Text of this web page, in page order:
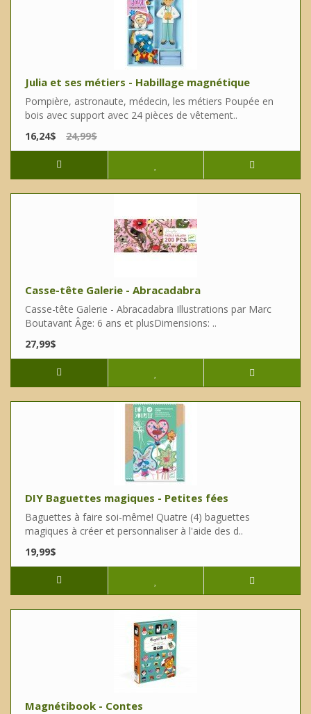
Julia et ses métiers - Habillage magnétique
Pompière, astronaute, médecin, les métiers Poupée en
bois avec support avec 24 pièces de vêtement..
16,24$
24,99$
Casse-tête Galerie - Abracadabra
Casse-tête Galerie - Abracadabra Illustrations par Marc
Boutavant Âge: 6 ans et plusDimensions: ..
27,99$
DIY Baguettes magiques - Petites fées
Baguettes à faire soi-même! Quatre (4) baguettes
magiques à créer et personnaliser à l'aide des d..
19,99$
Magnétibook - Contes